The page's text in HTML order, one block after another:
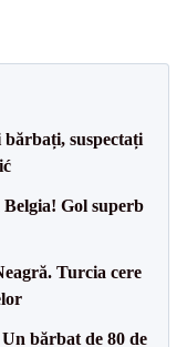
suspectați
Gol superb
Turcia cere
bărbat de 80 de